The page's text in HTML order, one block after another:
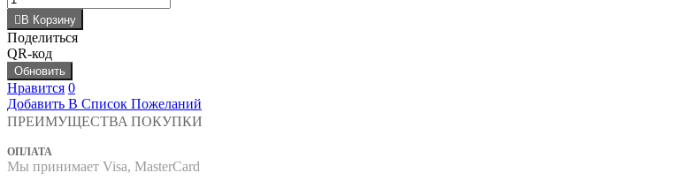
В Корзину
Поделиться
QR-код
Нравится 0
Добавить В Список Пожеланий
ПРЕИМУЩЕСТВА ПОКУПКИ
ОПЛАТА
Мы принимает Visa, MasterCard